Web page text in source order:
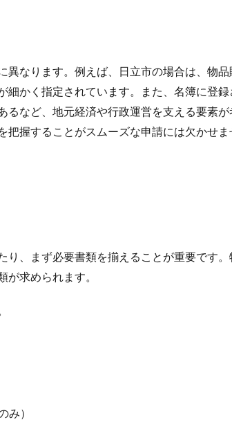
なります。例えば、日立市の場合は、物品
かく指定されています。また、名簿に登録
るなど、地元経済や行政運営を支える要素が
握することがスムーズな申請には欠かせま
、まず必要書類を揃えることが重要です
求められます。
み）